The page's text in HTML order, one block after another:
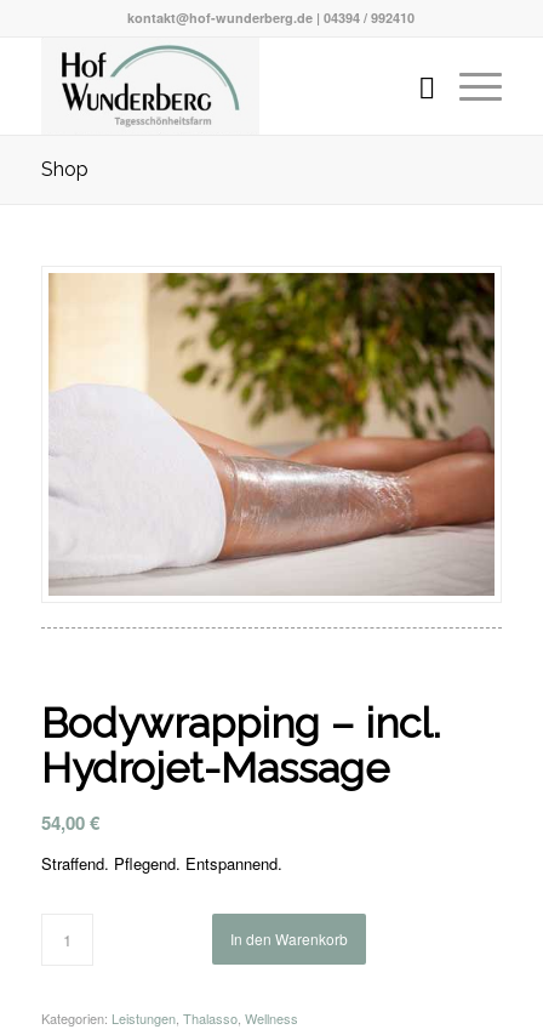
kontakt@hof-wunderberg.de | 04394 / 992410
Shop
Bodywrapping – incl.
Hydrojet-Massage
54,00€
Straffend. Pflegend. Entspannend.
In den Warenkorb
Kategorien: Leistungen, Thalasso, Wellness